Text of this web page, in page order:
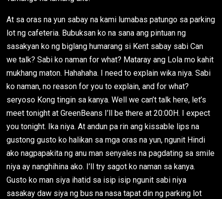
At sa oras na yun sabay na kami lumabas patungo sa parking
lot ng cafeteria. Bubuksan ko na sana ang pintuan ng
sasakyan ko ng biglang humarang si Kent sabay sabi Can
we talk? Sabi ko naman for what? Mataray ang Lola mo kahit
mukhang maton. Hahahaha. I need to explain wika niya. Sabi
ko naman, no reason for you to explain, and for what?
seryoso Kong tingin sa kanya. Well we can’t talk here, let’s
meet tonight at GreenBeans I’ll be there at 20:00H. I expect
you tonight. Ika niya. At andun pa rin ang kissable lips na
gustong gusto ko halikan sa mga oras na yun, ngunit Hindi
ako nagpapakita ng anu man senyales na pagdating sa smile
niya ay nanghihina ako. I’ll try sagot ko naman sa kanya.
Gusto ko man siya ihatid sa isip isip ngunit sabi niya
sasakay daw siya ng bus na nasa tapat din ng parking lot